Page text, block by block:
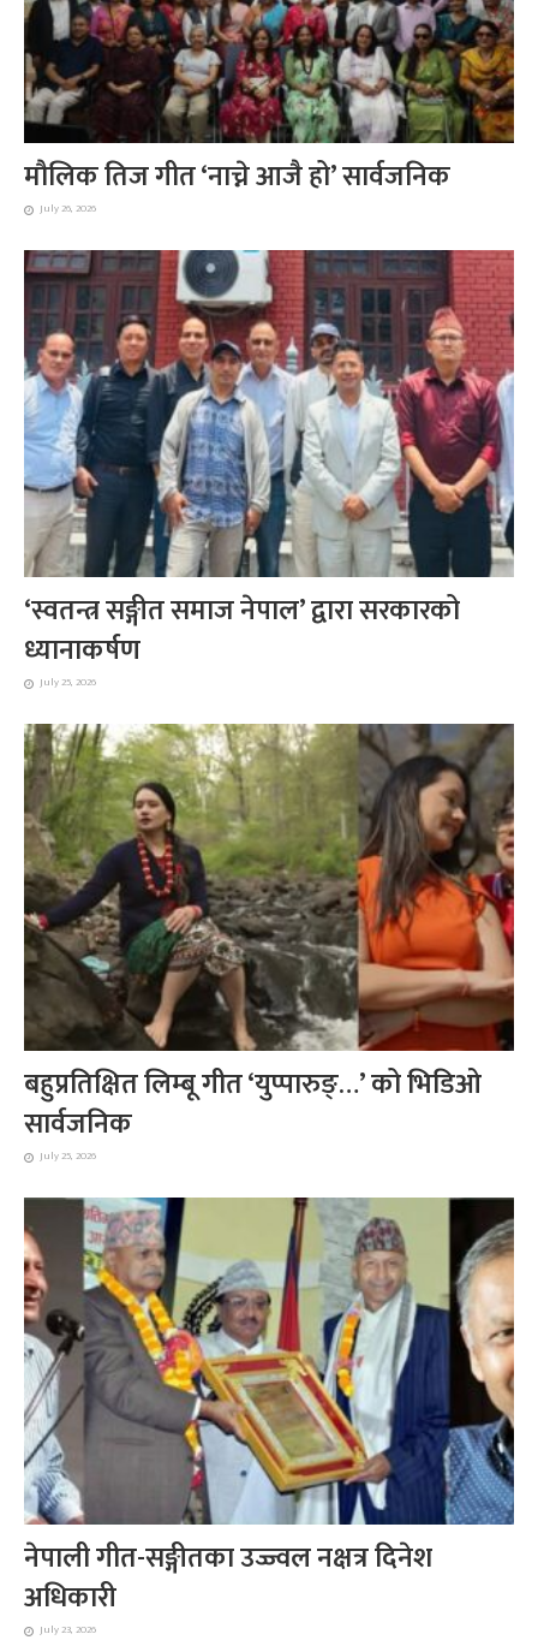
मौलिक तिज गीत ‘नाच्ने आजै हो’ सार्वजनिक
July 26, 2026
‘स्वतन्त्र सङ्गीत समाज नेपाल’ द्वारा सरकारको
ध्यानाकर्षण
July 25, 2026
बहुप्रतिक्षित लिम्बू गीत ‘युप्पारुङ्…’ को भिडिओ
सार्वजनिक
July 25, 2026
नेपाली गीत-सङ्गीतका उज्ज्वल नक्षत्र दिनेश
अधिकारी
July 23, 2026